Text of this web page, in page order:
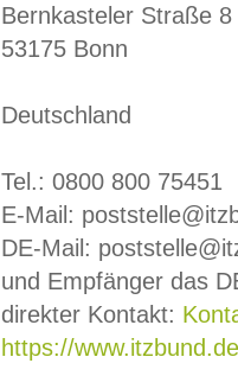
Bernkasteler Straße 8
53175 Bonn
Deutschland
Tel.: 0800 800 75451
E-Mail:
DE-Mail:
und Empfänger das
direkter Kontakt:
https://